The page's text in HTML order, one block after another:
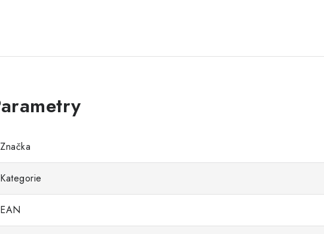
Značka
Kategorie
EAN